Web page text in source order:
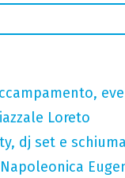
Loreto
dj set e